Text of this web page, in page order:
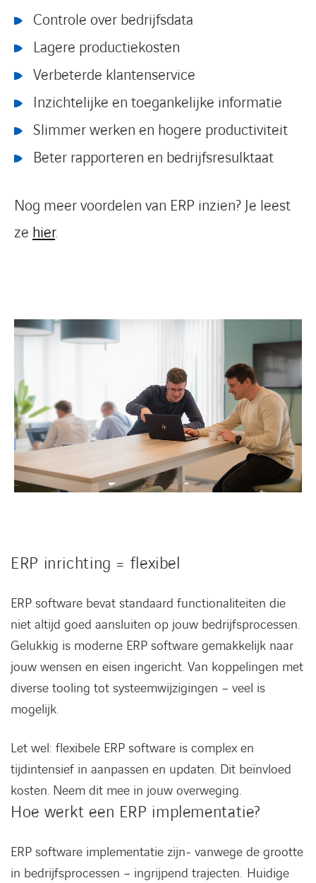
Controle over bedrijfsdata
Lagere productiekosten
Verbeterde klantenservice
Inzichtelijke en toegankelijke informatie
Slimmer werken en hogere productiviteit
Beter rapporteren en bedrijfsresulktaat
Nog meer voordelen van ERP inzien? Je leest
ze hier.
ERP inrichting = flexibel
ERP software bevat standaard functionaliteiten die
niet altijd goed aansluiten op jouw bedrijfsprocessen.
Gelukkig is moderne ERP software gemakkelijk naar
jouw wensen en eisen ingericht. Van koppelingen met
diverse tooling tot systeemwijzigingen – veel is
mogelijk.
Let wel: flexibele ERP software is complex en
tijdintensief in aanpassen en updaten. Dit beïnvloed
kosten. Neem dit mee in jouw overweging.
Hoe werkt een ERP implementatie?
ERP software implementatie zijn- vanwege de grootte
in bedrijfsprocessen – ingrijpend trajecten. Huidige